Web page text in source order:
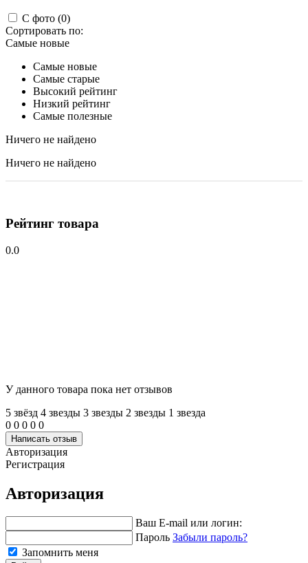
С фото (0)
Сортировать по:
Самые новые
Самые новые
Самые старые
Высокий рейтинг
Низкий рейтинг
Самые полезные
Ничего не найдено
Ничего не найдено
Рейтинг товара
0.0
У данного товара пока нет отзывов
5 звёзд 4 звeзды 3 звeзды 2 звeзды 1 звeзда
0 0 0 0 0
Написать отзыв
Авторизация
Регистрация
Авторизация
Ваш E-mail или логин:
Пароль Забыли пароль?
Запомнить меня